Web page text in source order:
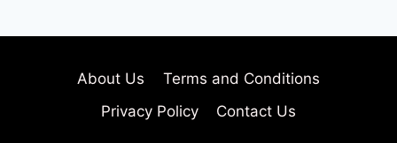
About Us
Terms and Conditions
Privacy Policy
Contact Us